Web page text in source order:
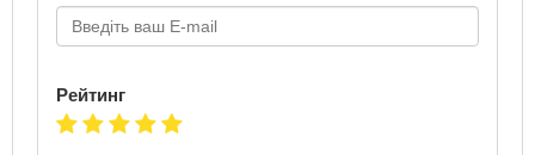
Рейтинг